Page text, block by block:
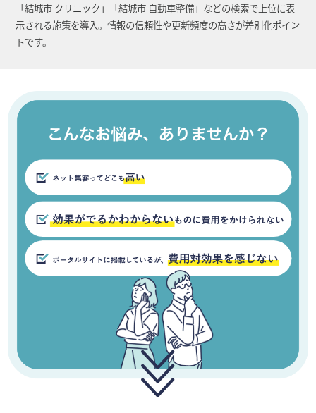
「結城市 クリニック」「結城市 自動車整備」などの検索で上位に表
示される施策を導入。情報の信頼性や更新頻度の高さが差別化ポイン
トです。